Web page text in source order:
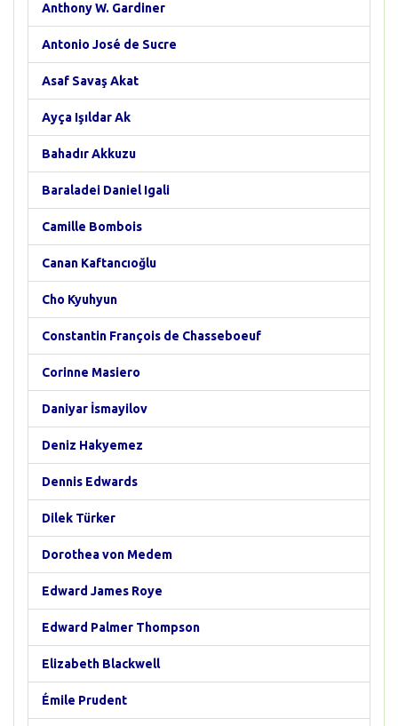
Anthony W. Gardiner
Antonio José de Sucre
Asaf Savaş Akat
Ayça Işıldar Ak
Bahadır Akkuzu
Baraladei Daniel Igali
Camille Bombois
Canan Kaftancıoğlu
Cho Kyuhyun
Constantin François de Chasseboeuf
Corinne Masiero
Daniyar İsmayilov
Deniz Hakyemez
Dennis Edwards
Dilek Türker
Dorothea von Medem
Edward James Roye
Edward Palmer Thompson
Elizabeth Blackwell
Émile Prudent